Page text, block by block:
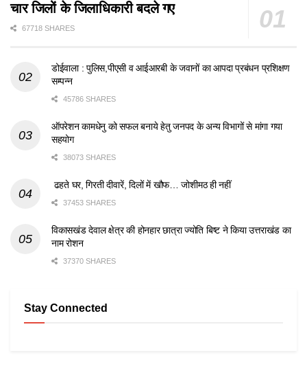
चार जिलों के जिलाधिकारी बदले गए
67718 SHARES
डोईवाला : पुलिस,पीएसी व आईआरबी के जवानों का आपदा प्रबंधन प्रशिक्षण
सम्पन्न
45786 SHARES
ऑपरेशन कामधेनु को सफल बनाये हेतु जनपद के अन्य विभागों से मांगा गया
सहयोग
38073 SHARES
ढहते घर, गिरती दीवारें, दिलों में खौफ… जोशीमठ ही नहीं
37453 SHARES
विकासखंड देवाल क्षेत्र की होनहार छात्रा ज्योति बिष्ट ने किया उत्तराखंड का
नाम रोशन
37370 SHARES
Stay Connected